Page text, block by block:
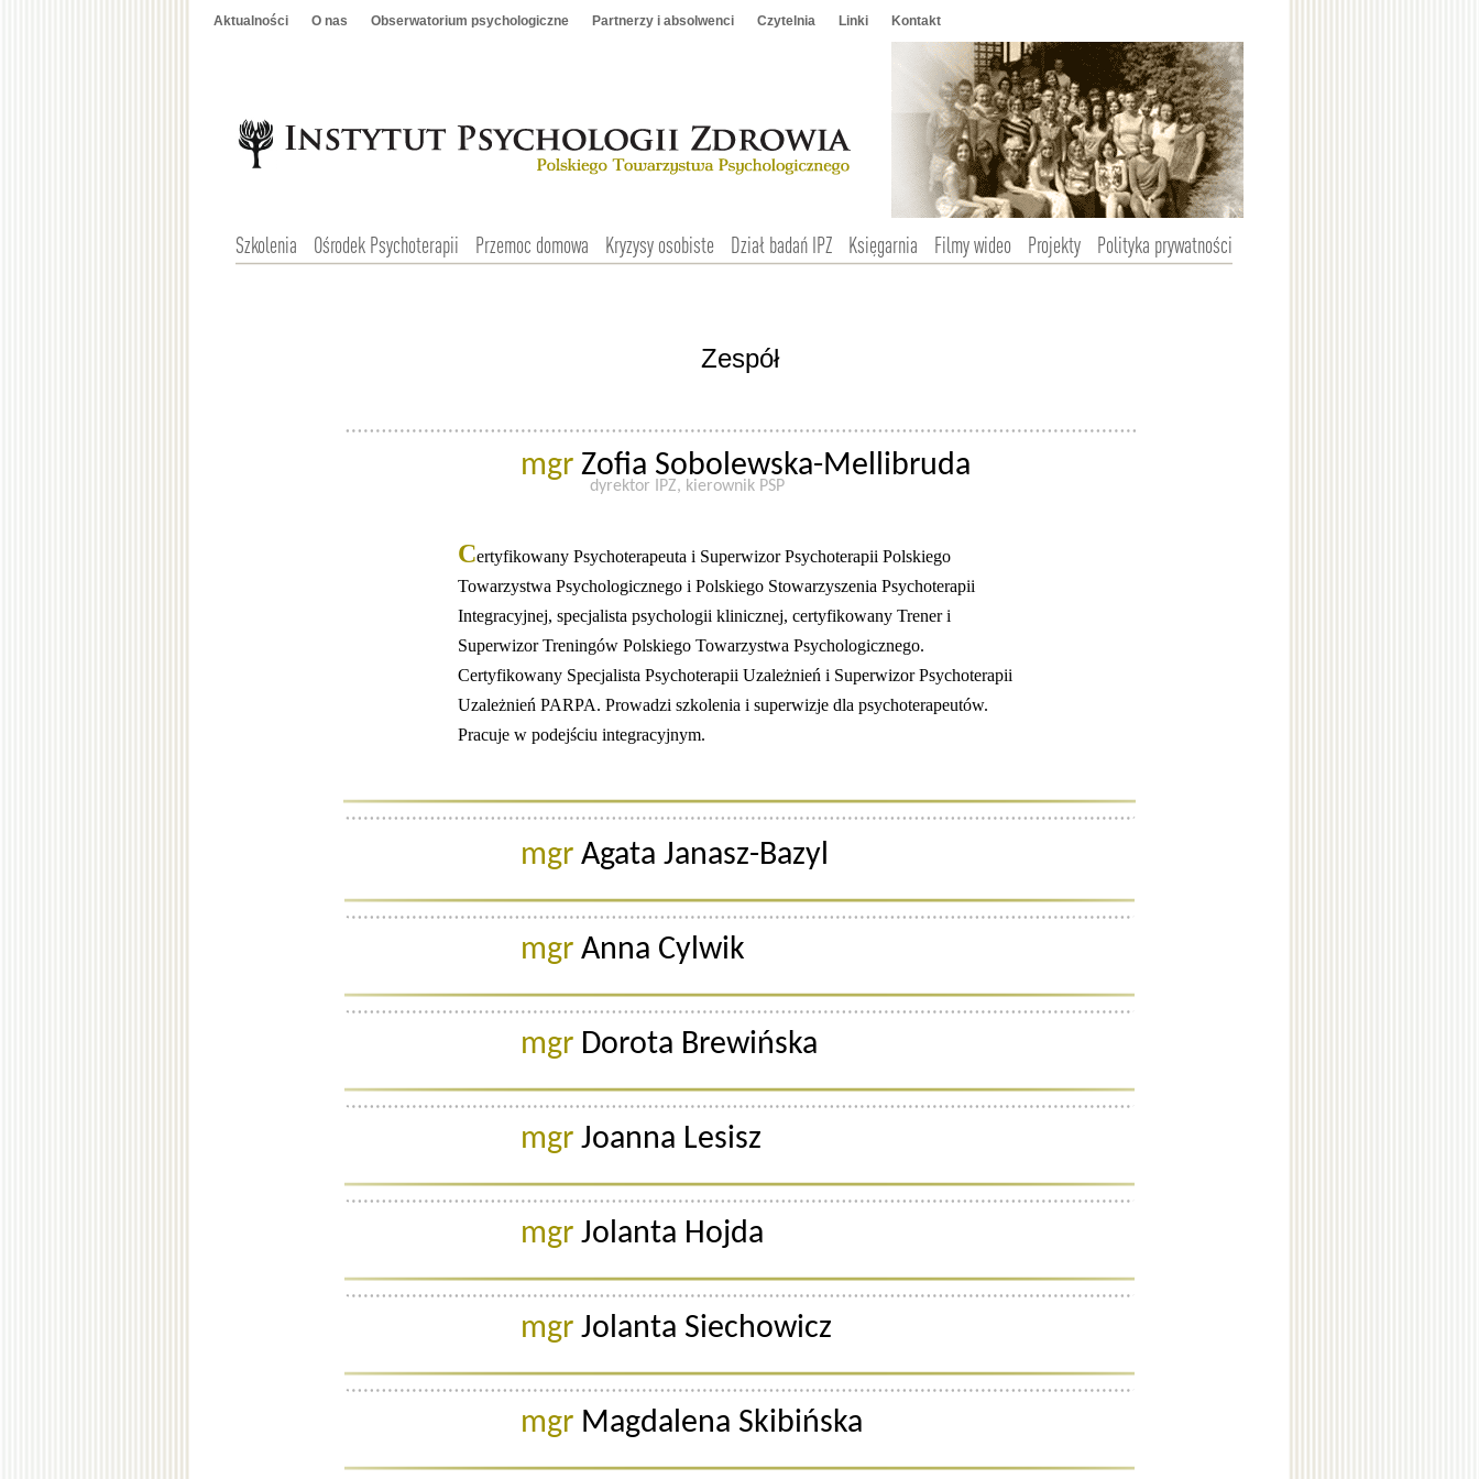
Aktualności O nas Obserwatorium psychologiczne Partnerzy i absolwenci Czytelnia Linki Kontakt
Szkolenia Ośrodek Psychoterapii Przemoc domowa Kryzysy osobiste Dział badań IPZ Księgarnia Filmy wideo Projekty Polityka prywatności
Zespół
mgr Zofia Sobolewska-Mellibruda
dyrektor IPZ, kierownik PSP
Certyfikowany Psychoterapeuta i Superwizor Psychoterapii Polskiego
Towarzystwa Psychologicznego i Polskiego Stowarzyszenia Psychoterapii
Integracyjnej, specjalista psychologii klinicznej, certyfikowany Trener i
Superwizor Treningów Polskiego Towarzystwa Psychologicznego.
Certyfikowany Specjalista Psychoterapii Uzależnień i Superwizor Psychoterapii
Uzależnień PARPA. Prowadzi szkolenia i superwizje dla psychoterapeutów.
Pracuje w podejściu integracyjnym.
mgr Agata Janasz-Bazyl
mgr Anna Cylwik
mgr Dorota Brewińska
mgr Joanna Lesisz
mgr Jolanta Hojda
mgr Jolanta Siechowicz
mgr Magdalena Skibińska